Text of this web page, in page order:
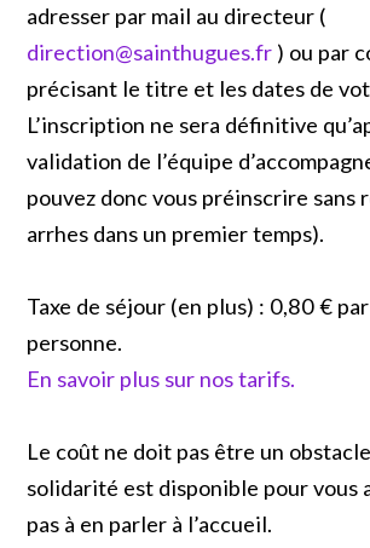
adresser par mail au directeur (
direction@sainthugues.fr ) ou par
précisant le titre et les dates de
L’inscription ne sera définitive
validation de l’équipe
pouvez donc vous préinscrire sans
arrhes dans un premier temps).
Taxe de séjour (en plus) : 0,80 €
personne.
En savoir plus sur nos tarifs.
Le coût ne doit pas être un
solidarité est disponible pour vous
pas à en parler à l’accueil.